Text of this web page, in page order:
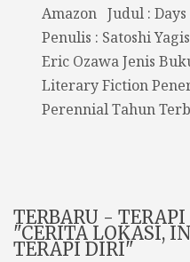
Amazon Judul :
Penulis : Satoshi
Eric Ozawa Jenis
Literary Fiction
Perennial Tahun
TERBARU -
"CERITA LOKASI,
TERAPI DIRI"